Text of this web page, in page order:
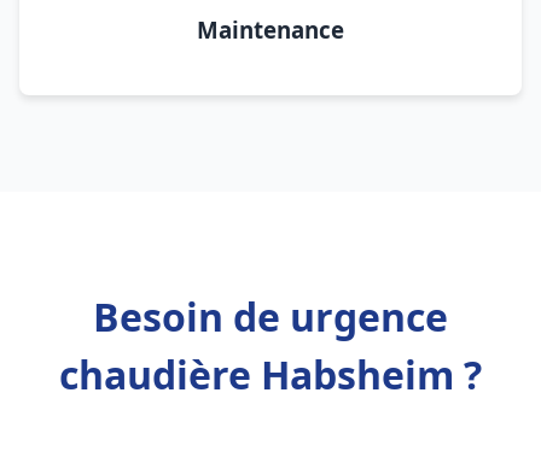
Maintenance
Besoin de urgence
chaudière Habsheim ?